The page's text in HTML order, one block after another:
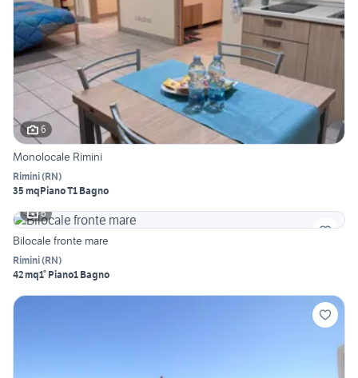
6
Monolocale Rimini
Rimini(RN)
35 mqPiano T1 Bagno
6
Bilocale fronte mare
Rimini(RN)
42 mq1° Piano1 Bagno